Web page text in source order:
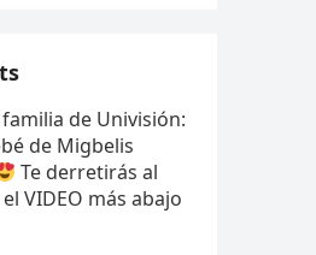
de Univisión:
de Migbelis
Te derretirás al
VIDEO más abajo